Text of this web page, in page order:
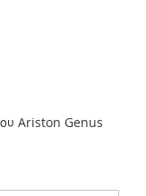
Ariston Genus